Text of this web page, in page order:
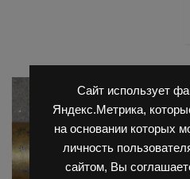
Сайт использует
Яндекс.Метрика,
на основании которых
личность
сайтом, Вы